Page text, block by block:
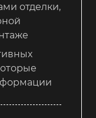
отделки,